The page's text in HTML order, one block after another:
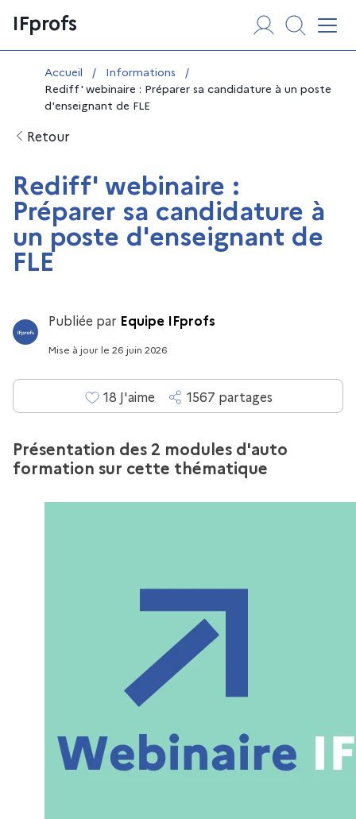
au
contenu
IFprofs
Vous êtes ici :
Accueil / Informations
/
Rediff' webinaire : Préparer sa candidature à un poste
d'enseignant de FLE
Retour
Rediff' webinaire :
Préparer sa candidature à
un poste d'enseignant de
FLE
Publiée par Equipe IFprofs
Mise à jourle 26 juin 2026
18 J'aime 1567 partages
Présentation des 2 modules d'auto
formation sur cette thématique